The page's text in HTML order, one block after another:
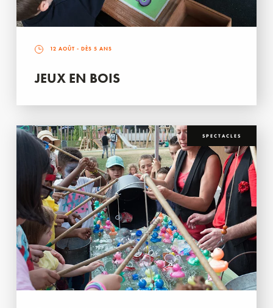
12 AOÛT - DÈS 5 ANS
JEUX EN BOIS
SPECTACLES